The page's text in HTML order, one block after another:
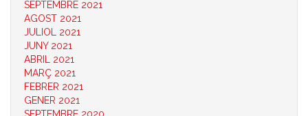
SEPTEMBRE 2021
AGOST 2021
JULIOL 2021
JUNY 2021
ABRIL 2021
MARÇ 2021
FEBRER 2021
GENER 2021